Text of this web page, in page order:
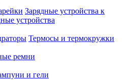
Зарядные устройства к
устройства
Термосы и термокружки
ремни
и гели